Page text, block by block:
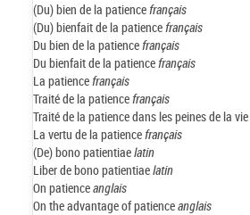
(Du) bien de la patiencefrançais
(Du) bienfait de la patiencefrançais
Du bien de la patiencefrançais
Du bienfait de la patiencefrançais
La patiencefrançais
Traité de la patiencefrançais
Traité de la patience dans les peines de la vie
La vertu de la patiencefrançais
(De) bono patientiaelatin
Liber de bono patientiaelatin
On patienceanglais
On the advantage of patienceanglais